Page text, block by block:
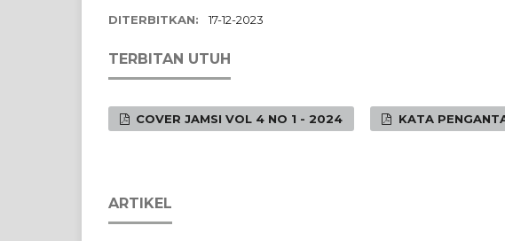
DITERBITKAN: 17-12-2023
TERBITAN UTUH
COVER JAMSI VOL 4 NO 1 - 2024 KATA
ARTIKEL